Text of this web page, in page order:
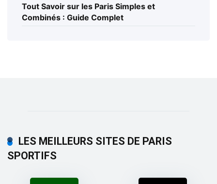
Tout Savoir sur les Paris Simples et
Combinés : Guide Complet
LES MEILLEURS SITES DE PARIS
SPORTIFS